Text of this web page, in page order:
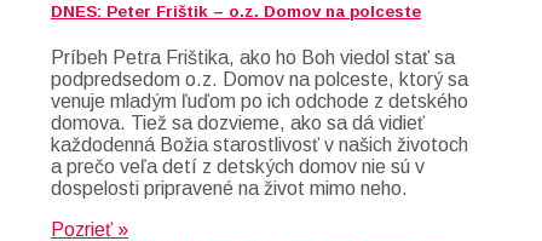
DNES: Peter Frištik – o.z. Domov na polceste
Príbeh Petra Frištika, ako ho Boh viedol stať sa
podpredsedom o.z. Domov na polceste, ktorý sa
venuje mladým ľuďom po ich odchode z detského
domova. Tiež sa dozvieme, ako sa dá vidieť
každodenná Božia starostlivosť v našich životoch
a prečo veľa detí z detských domov nie sú v
dospelosti pripravené na život mimo neho.
Pozrieť »